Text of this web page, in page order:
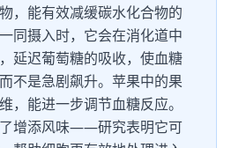
，能有效减缓碳水化合物的
同摄入时，它会在消化道中
延迟葡萄糖的吸收，使血糖
不是急剧飙升。苹果中的果
，能进一步调节血糖反应。
增添风味——研究表明它可